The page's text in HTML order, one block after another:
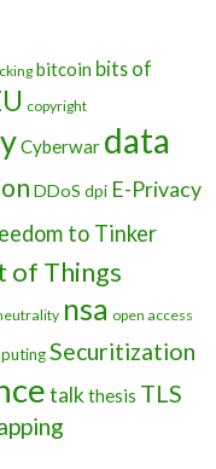
bitcoin bits of
copyright
Cyberwar data
DDoS dpi E-Privacy
to Tinker
of Things
nsa open access
Securitization
talk thesis TLS